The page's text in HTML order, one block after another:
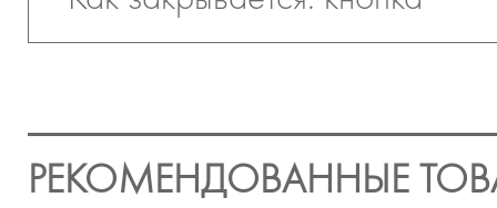
РЕКОМЕНДОВАННЫЕ